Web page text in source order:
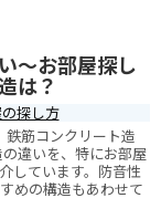
～お部屋探し
は？
探し方
鉄筋コンクリート造
の違いを、特にお部屋
しています。防音性
めの構造もあわせて